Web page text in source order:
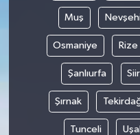
Muş
Osmaniye Rize
Şanlıurfa
Şırnak
Tunceli